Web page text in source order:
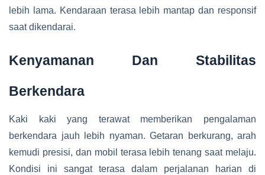
lebih lama. Kendaraan terasa lebih mantap dan responsif
saat dikendarai.
Kenyamanan Dan Stabilitas
Berkendara
Kaki kaki yang terawat memberikan pengalaman
berkendara jauh lebih nyaman. Getaran berkurang, arah
kemudi presisi, dan mobil terasa lebih tenang saat melaju.
Kondisi ini sangat terasa dalam perjalanan harian di